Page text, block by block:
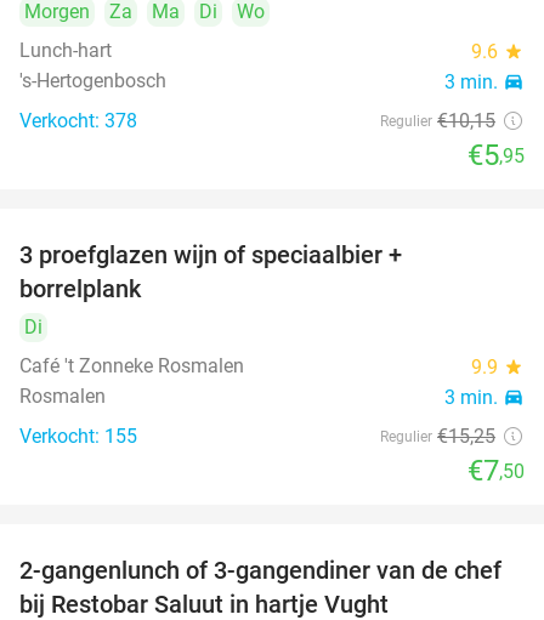
Morgen Za Ma Di
Wo
Lunch-hart
9.6 star
's-Hertogenbosch 3 min. directions_car
Verkocht: 378 Regulier €10,15
€5,95
3 proefglazen wijn of speciaalbier +
borrelplank
Di
Café 't Zonneke Rosmalen
9.9 star
Rosmalen 3 min. directions_car
Verkocht: 155 Regulier €15,25
€7,50
40%
2-gangenlunch of 3-gangendiner van de chef
bij Restobar Saluut in hartje Vught